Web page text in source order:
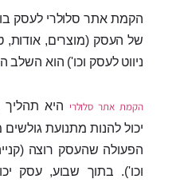
הקמת אתר סלולרי לעסק
של העסק (מוצרים, אודות,
ניווט לעסק וכו') הוא השלב
הקמת אתר סלולרי היא תהליך
יכול להנות מתנועת
הפעולה שהעסק רוצה
וכו'). בתוך שבוע, עסק